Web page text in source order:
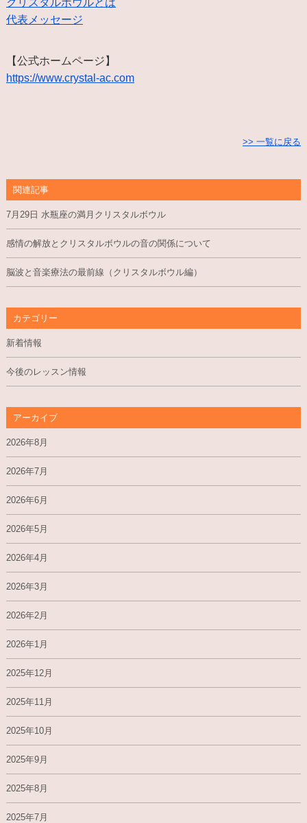
代表メッセージ
【公式ホームページ】
https://www.crystal-ac.com
>> 一覧に戻る
関連記事
7月29日 水瓶座の満月クリスタルボウル
感情の解放とクリスタルボウルの音の関係について
脳波と音楽療法の最前線（クリスタルボウル編）
カテゴリー
新着情報
今後のレッスン情報
アーカイブ
2026年8月
2026年7月
2026年6月
2026年5月
2026年4月
2026年3月
2026年2月
2026年1月
2025年12月
2025年11月
2025年10月
2025年9月
2025年8月
2025年7月